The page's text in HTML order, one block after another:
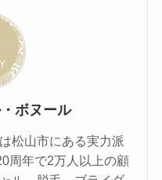
ボヌール
松山市にある実力派
周年で2万人以上の顧